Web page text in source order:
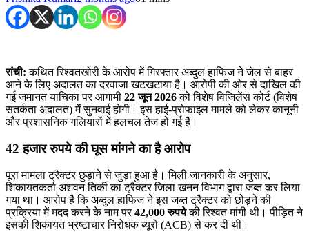
रांची: कथित रिश्वतखोरी के आरोप में गिरफ्तार अब्दुल हाफिज ने जेल से बाहर
आने के लिए अदालत का दरवाजा खटखटाया है। आरोपी की ओर से दाखिल की
गई जमानत याचिका पर आगामी 22 जून 2026को विशेष विजिलेंस कोर्ट (विशेष
सतर्कता अदालत) में सुनवाई होगी। इस हाई-प्रोफाइल मामले को लेकर कानूनी
और प्रशासनिक गलियारों में हलचल तेज हो गई है।
42 हजार रुपये की घूस मांगने का है आरोप
पूरा मामला ट्रैक्टर छुड़ाने से जुड़ा हुआ है। मिली जानकारी के अनुसार,
शिकायतकर्ता अशवन तिर्की का ट्रैक्टर जिला खनन विभाग द्वारा जब्त कर लिया
गया था। आरोप है कि अब्दुल हाफिज ने इस जब्त ट्रैक्टर को छोड़ने की
प्रक्रिया में मदद करने के नाम पर42,000 रुपयेकी रिश्वत मांगी थी। पीड़ित ने
इसकी शिकायत भ्रष्टाचार निरोधक ब्यूरो (ACB) से कर दी थी।